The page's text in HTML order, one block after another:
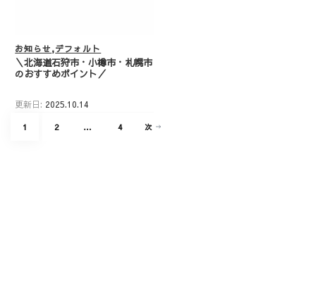
お知らせ デフォルト
＼北海道石狩市・小樽市・札幌市
のおすすめポイント／
更新日: 2025.10.14
投固1 固
2 … 固
4 次